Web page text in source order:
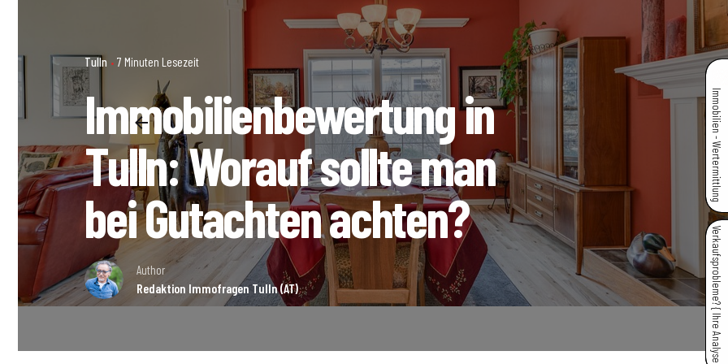
Tulln 7 Minuten Lesezeit
Immobilienbewertung in
Tulln: Worauf sollte man
bei Gutachten achten?
Author
Redaktion Immofragen Tulln (AT)
Immobilien - Wertermittlung
Verkaufsprobleme? { Ihre Analyse }